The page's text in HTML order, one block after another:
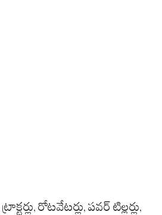
ట్రాక్టర్లు, రోటవేటర్లు, పవర్ టిల్లర్లు,